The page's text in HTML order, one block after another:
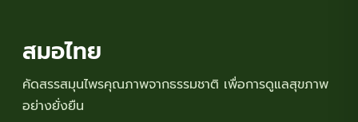
สมอไทย
คัดสรรสมุนไพรคุณภาพจากธรรมชาติ เพื่อการดูแลสุขภาพ
อย่างยั่งยืน